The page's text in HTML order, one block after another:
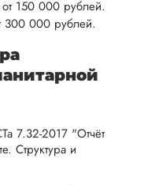
от 150 000 рублей.
300 000 рублей.
7.32-2017 "Отчёт
Структура и